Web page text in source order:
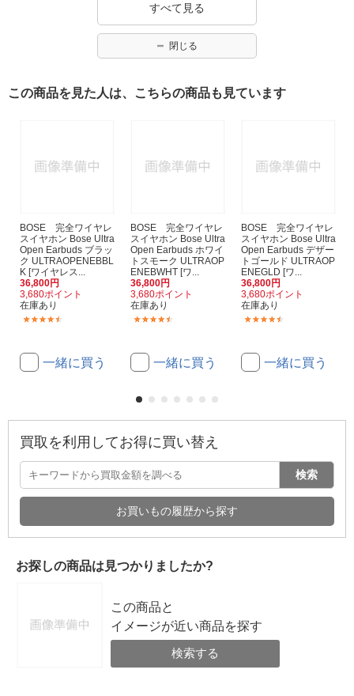
すべて見る
閉じる
この商品を見た人は、こちらの商品も見ています
BOSE 完全ワイヤレ
スイヤホン Bose Ultra
Open Earbuds ブラッ
ク ULTRAOPENEBBL
K [ワイヤレス...
36,800円
3,680ポイント
在庫あり
一緒に買う
BOSE 完全ワイヤレ
スイヤホン Bose Ultra
Open Earbuds ホワイ
トスモーク ULTRAOP
ENEBWHT [ワ...
36,800円
3,680ポイント
在庫あり
一緒に買う
BOSE 完全ワイヤレ
スイヤホン Bose Ultra
Open Earbuds デザー
トゴールド ULTRAOP
ENEGLD [ワ...
36,800円
3,680ポイント
在庫あり
一緒に買う
買取を利用してお得に買い替え
検索
お買いもの履歴から探す
お探しの商品は見つかりましたか?
この商品と
イメージが近い商品を探す
検索する